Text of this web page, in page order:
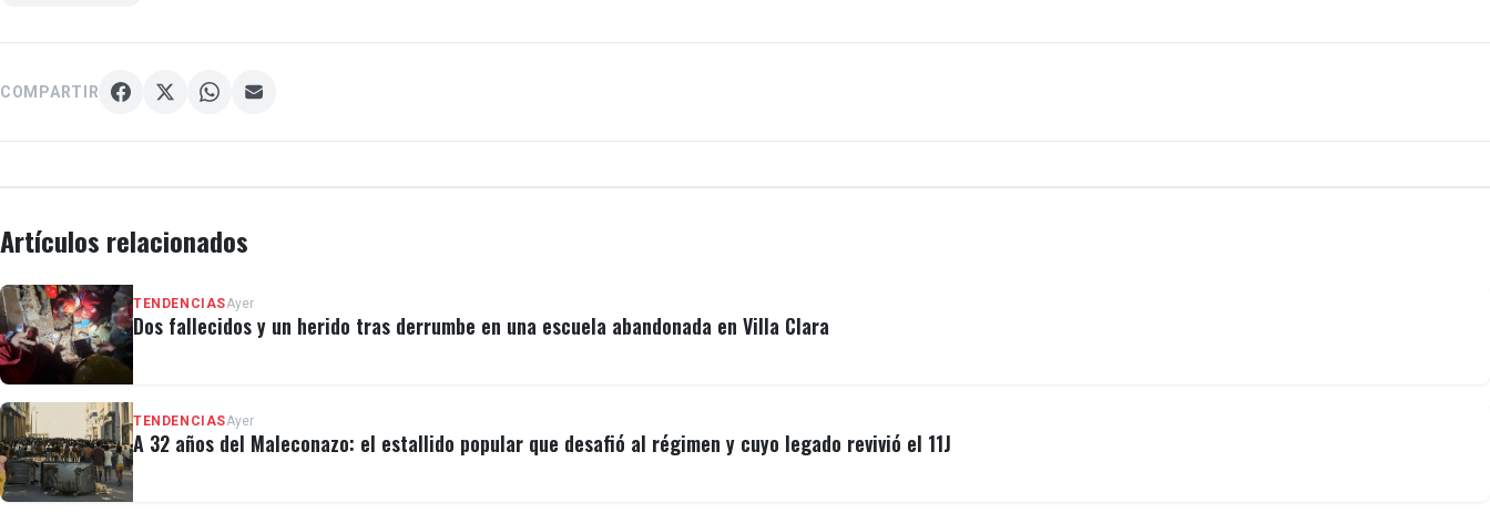
COMPARTIR
Artículos relacionados
TENDENCIASAyer
Dos fallecidos y un herido tras derrumbe en una escuela abandonada en Villa Clara
TENDENCIASAyer
A 32 años del Maleconazo: el estallido popular que desafió al régimen y cuyo legado revivió el 11J